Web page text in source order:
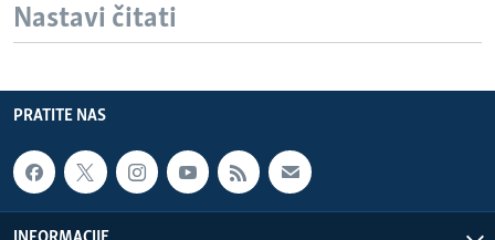
Nastavi čitati
PRATITE NAS